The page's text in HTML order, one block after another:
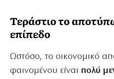
Τεράστιο το
επίπεδο
Ωστόσο, το οικονομικό
φαινομένου είναι πολύ